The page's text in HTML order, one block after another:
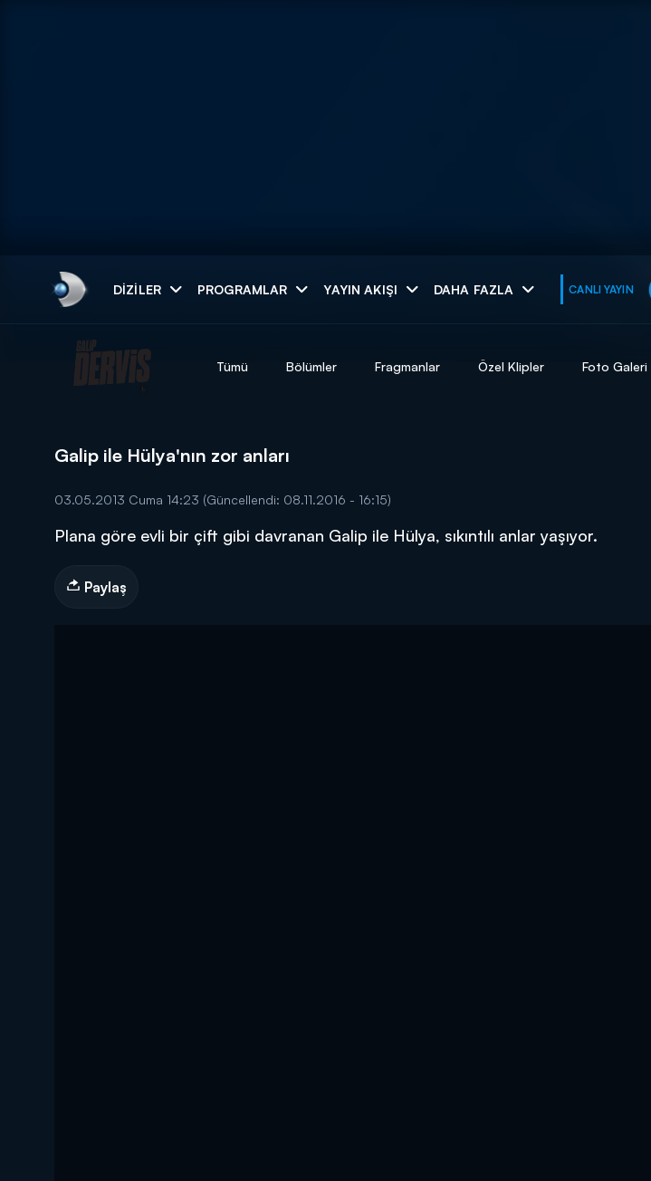
DIZILER PROGRAMLAR YAYIN AKIŞI DAHA FAZLA CANLI YAYIN
muhteşem ikili
DİĞER SONUÇLAR
Tümü Bölümler Fragmanlar Özel Klipler Foto Galeri
Galip ile Hülya'nın zor anları
03.05.2013 Cuma 14:23 (Güncellendi: 08.11.2016 - 16:15)
Plana göre evli bir çift gibi davranan Galip ile Hülya, sıkıntılı anlar yaşıyor.
Paylaş